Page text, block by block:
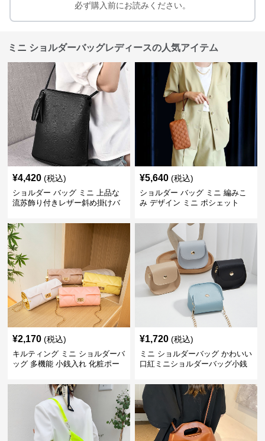
必ず購入前にお読みください。
ミニ ショルダーバッグレディースの人気アイテム
¥4,420 (税込)
ショルダー バッグ ミニ 上品な
流苏飾り付きレザー斜め掛けバ
¥5,640 (税込)
ショルダー バッグ ミニ 編みこ
み デザイン ミニ ポシェット
¥2,170 (税込)
キルティング ミニ ショルダーバ
ッグ 多機能 小銭入れ 化粧ポー
¥1,720 (税込)
ミニ ショルダーバッグ かわいい
口紅ミニショルダーバッグ小銭